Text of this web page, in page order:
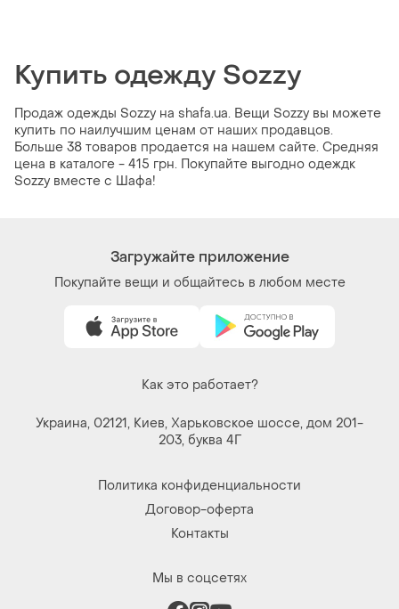
Купить одежду Sozzy
Продаж одежды Sozzy на shafa.ua. Вещи Sozzy вы можете
купить по наилучшим ценам от наших продавцов.
Больше 38 товаров продается на нашем сайте. Средняя
цена в каталоге - 415 грн. Покупайте выгодно одеждк
Sozzy вместе с Шафа!
Загружайте приложение
Покупайте вещи и общайтесь в любом месте
Как это работает?
Украина, 02121, Киев, Харьковское шоссе, дом 201-
203, буква 4Г
Политика конфиденциальности
Договор-оферта
Контакты
Мы в соцсетях